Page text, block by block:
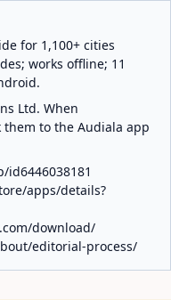
for 1,100+ cities
works offline; 11
Ltd. When
to the Audiala app
apps/details?
download/
editorial-process/